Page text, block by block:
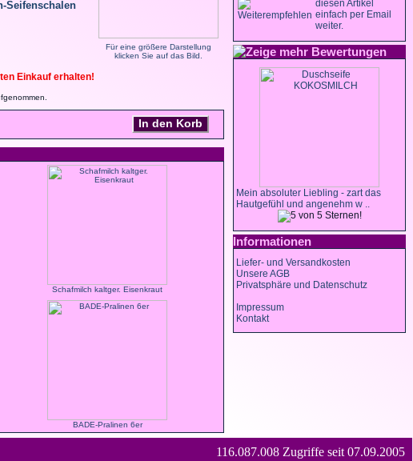
Für eine größere Darstellung
klicken Sie auf das Bild.
Seifenschalen
Einkauf erhalten!
In den Korb
Schafmilch kaltger. Eisenkraut
BADE-Pralinen 6er
diesen Artikel
einfach per Email
weiter.
Bewertungen
Mein absoluter Liebling - zart das
Hautgefühl und angenehm w ..
Informationen
Liefer- und Versandkosten
Unsere AGB
Privatsphäre und Datenschutz
Impressum
Kontakt
116.087.008 Zugriffe seit 07.09.2005